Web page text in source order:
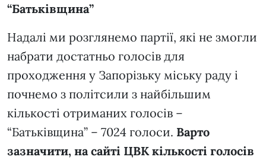
“Батьківщина”
Надалі ми розглянемо партії, які не змогли
набрати достатньо голосів для
проходження у Запорізьку міську раду і
почнемо з політсили з найбільшим
кількості отриманих голосів –
“Батьківщина” – 7024 голоси. Варто
зазначити, на сайті ЦВК кількості голосів